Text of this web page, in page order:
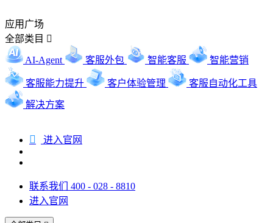
应用广场
全部类目 
AI-Agent 客服外包 智能客服 智能营销
客服能力提升 客户体验管理 客服自动化工具
解决方案
 进入官网
联系我们 400 - 028 - 8810
进入官网